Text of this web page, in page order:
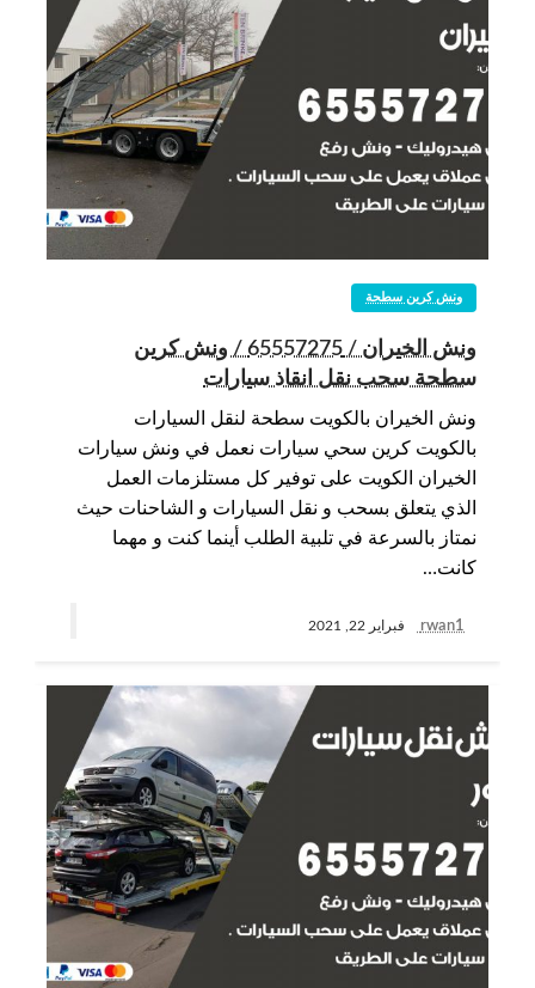
ونش كرين سطحة
ونش الخيران / 65557275 / ونش كرين
سطحة سحب نقل انقاذ سيارات
ونش الخيران بالكويت سطحة لنقل السيارات
بالكويت كرين سحي سيارات نعمل في ونش سيارات
الخيران الكويت على توفير كل مستلزمات العمل
الذي يتعلق بسحب و نقل السيارات و الشاحنات حيث
نمتاز بالسرعة في تلبية الطلب أينما كنت و مهما
كانت…
rwan1 فبراير 22, 2021